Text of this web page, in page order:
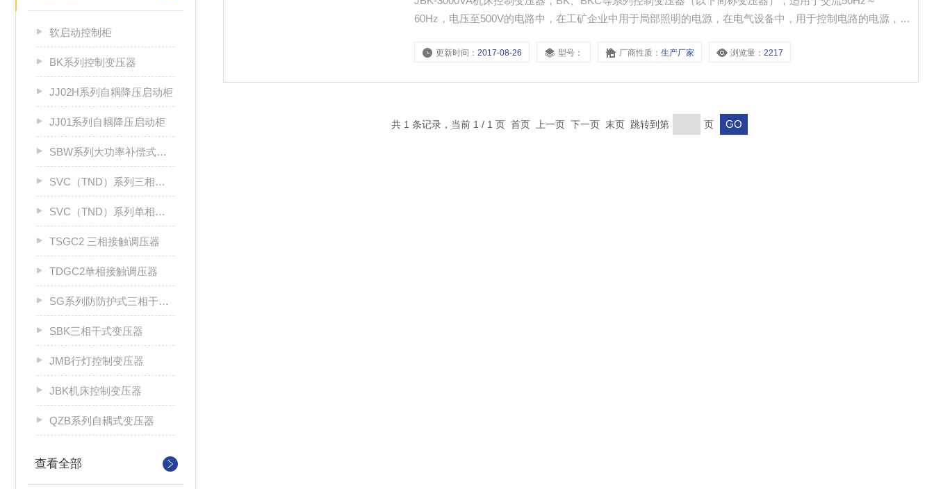
软启动控制柜
BK系列控制变压器
JJ02H系列自耦降压启动柜
JJ01系列自耦降压启动柜
SBW系列大功率补偿式三相稳压器
SVC（TND）系列三相高精度自动交流稳压器
SVC（TND）系列单相高精度自动交流稳压器
TSGC2 三相接触调压器
TDGC2单相接触调压器
SG系列防防护式三相干式变压器
SBK三相干式变压器
JMB行灯控制变压器
JBK机床控制变压器
QZB系列自耦式变压器
查看全部
60Hz，电压至500V的电路中，在工矿企业中用于局部照明的电源，在电气设备中，用于控制电路的电源，以
更新时间：2017-08-26 型号： 厂商性质：生产厂家 浏览量：2217
共 1 条记录，当前 1 / 1 页 首页 上一页 下一页 末页 跳转到第 页